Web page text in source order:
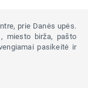
prie Danės upės.
miesto birža, pašto
pasikeitė ir